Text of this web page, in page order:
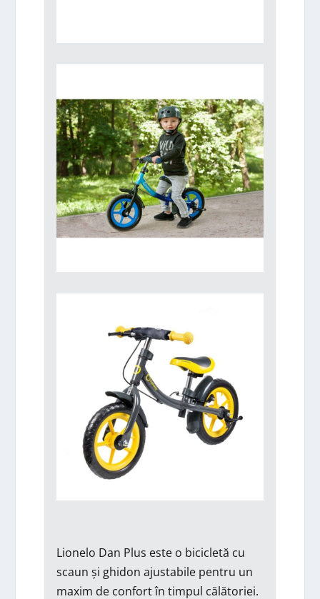
Lionelo Dan Plus este o bicicletă cu
scaun și ghidon ajustabile pentru un
maxim de confort în timpul călătoriei.